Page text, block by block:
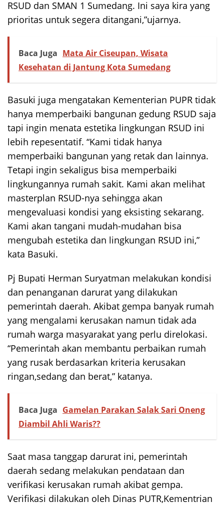
RSUD dan SMAN 1 Sumedang. Ini saya kira yang
prioritas untuk segera ditangani,”ujarnya.
Baca Juga Mata Air Ciseupan, Wisata
Kesehatan di Jantung Kota Sumedang
Basuki juga mengatakan Kementerian PUPR tidak
hanya memperbaiki bangunan gedung RSUD saja
tapi ingin menata estetika lingkungan RSUD ini
lebih repesentatif. “Kami tidak hanya
memperbaiki bangunan yang retak dan lainnya.
Tetapi ingin sekaligus bisa memperbaiki
lingkungannya rumah sakit. Kami akan melihat
masterplan RSUD-nya sehingga akan
mengevaluasi kondisi yang eksisting sekarang.
Kami akan tangani mudah-mudahan bisa
mengubah estetika dan lingkungan RSUD ini,”
kata Basuki.
Pj Bupati Herman Suryatman melakukan kondisi
dan penanganan darurat yang dilakukan
pemerintah daerah. Akibat gempa banyak rumah
yang mengalami kerusakan namun tidak ada
rumah warga masyarakat yang perlu direlokasi.
“Pemerintah akan membantu perbaikan rumah
yang rusak berdasarkan kriteria kerusakan
ringan,sedang dan berat,” katanya.
Baca Juga Gamelan Parakan Salak Sari Oneng
Diambil Ahli Waris??
Saat masa tanggap darurat ini, pemerintah
daerah sedang melakukan pendataan dan
verifikasi kerusakan rumah akibat gempa.
Verifikasi dilakukan oleh Dinas PUTR,Kementrian